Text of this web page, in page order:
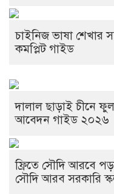
চাইনিজ ভাষা
কমপ্লিট গাইড
দালাল ছাড়াই চীনে
আবেদন গাইড ২০২৬
ফ্রিতে সৌদি আরবে
সৌদি আরব সরকারি